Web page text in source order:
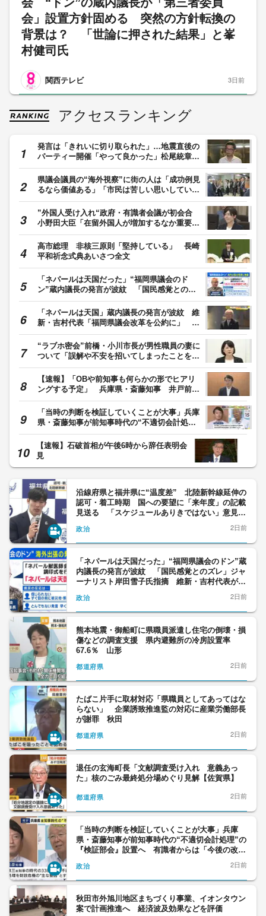
会」設置方針固める 突然の方針転換の
背景は？ 「世論に押された結果」と峯
村健司氏
関西テレビ 3日前
アクセスランキング
発言は「きれいに切り取られた」…地震直後の
パーティー開催「やって良かった」松尾統章県
議 お車代「もらってないものはもらってな
い」福岡
県議会議員の“海外視察”に街の人は「成功例見
るなら価値ある」「市民は苦しい思いしている
のに」大分で8年ぶりに県議の海外視察 議員
22人でヨーロッパに 費用は約3400万円 大分
発
”外国人受け入れ“政府・有識者会議が初会合
小野田大臣「在留外国人が増加するなか重要な
課題」 基本方針取りまとめへ
高市総理 非核三原則「堅持している」 長崎
平和祈念式典あいさつ全文
「ネパールは天国だった」“福岡県議会のド
ン”蔵内議長の発言が波紋 「国民感覚とのズ
レ」ジャーナリスト岸田雪子氏指摘 維新・吉
村代表が参戦？ “議会改革”を訴えたねらいは
「全国展開」か
「ネパールは天国」蔵内議長の発言が波紋 維
新・吉村代表「福岡県議会改革を公約に」 県
外の議長も「本当に配慮に欠けている」
“ラブホ密会”前橋・小川市長が男性職員の妻に
ついて「誤解や不安を招いてしまったことを深
く反省」給与50％減で続投表明
【速報】「OBや前知事も何らかの形でヒアリ
ングする予定」 兵庫県・斎藤知事 井戸前知
事時代の“用先債不適切処理”「検証部会」設置
「当時の判断を検証していくことが大事」兵庫
県・斎藤知事が前知事時代の“不適切会計処
理”の『検証部会』設置へ 有識者からは「今
後の改革に振り分けるべき」との苦言相次ぐ
【速報】石破首相が午後6時から辞任表明会
見
沿線府県と福井県に“温度差” 北陸新幹線延伸の
認可・着工時期 国への要望に「来年度」の記載
見送る 「スケジュールありきではない」意見を
政治 2日前
「ネパールは天国だった」“福岡県議会のドン”蔵
内議長の発言が波紋 「国民感覚とのズレ」ジャ
ーナリスト岸田雪子氏指摘 維新・吉村代表が参
か
政治 2日前
熊本地震・御船町に県職員派遣し住宅の倒壊・損
傷などの調査支援 県内避難所の冷房設置率
67.6％ 山形
都道府県
2日前
たばこ片手に取材対応「県職員としてあってはな
らない」 企業誘致推進監の対応に産業労働部長
が謝罪 秋田
都道府県
2日前
退任の玄海町長「文献調査受け入れ 意義あっ
た」核のごみ最終処分場めぐり見解【佐賀県】
都道府県 2日前
「当時の判断を検証していくことが大事」兵庫
県・斎藤知事が前知事時代の“不適切会計処理”の
『検証部会』設置へ 有識者からは「今後の改革
政治 2日前
秋田市外旭川地区まちづくり事業、イオンタウン
案で計画推進へ 経済波及効果などを評価